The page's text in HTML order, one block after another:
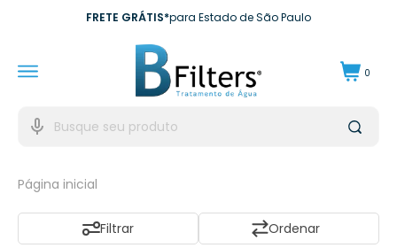
FRETE GRÁTIS*para Estado de São Paulo
10X SEM JUROS*
10% DE CASHBACKPara próxima compra
EXCLUSIVO EMPRESAS*
0
Página inicial
Filtrar
Ordenação